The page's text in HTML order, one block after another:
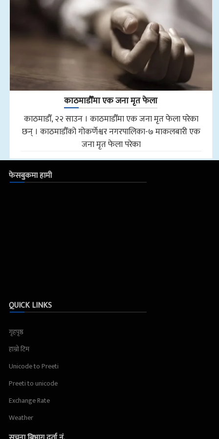
काठमाडौँमा एक जना मृत फेला
काठमाडौँ, २२ साउन । काठमाडौँमा एक जना मृत फेला परेका
छन् । काठमाडौँको गोकर्णेश्वर नगरपालिका-७ माकलबारी एक
जना मृत फेला परेका
फेसबुकमा हामी
QUICK LINKS
गृहपृष्ठ
हाम्रो टिम
Unicode to Preeti
Preeti to unicode
Exchange Rate
Weather